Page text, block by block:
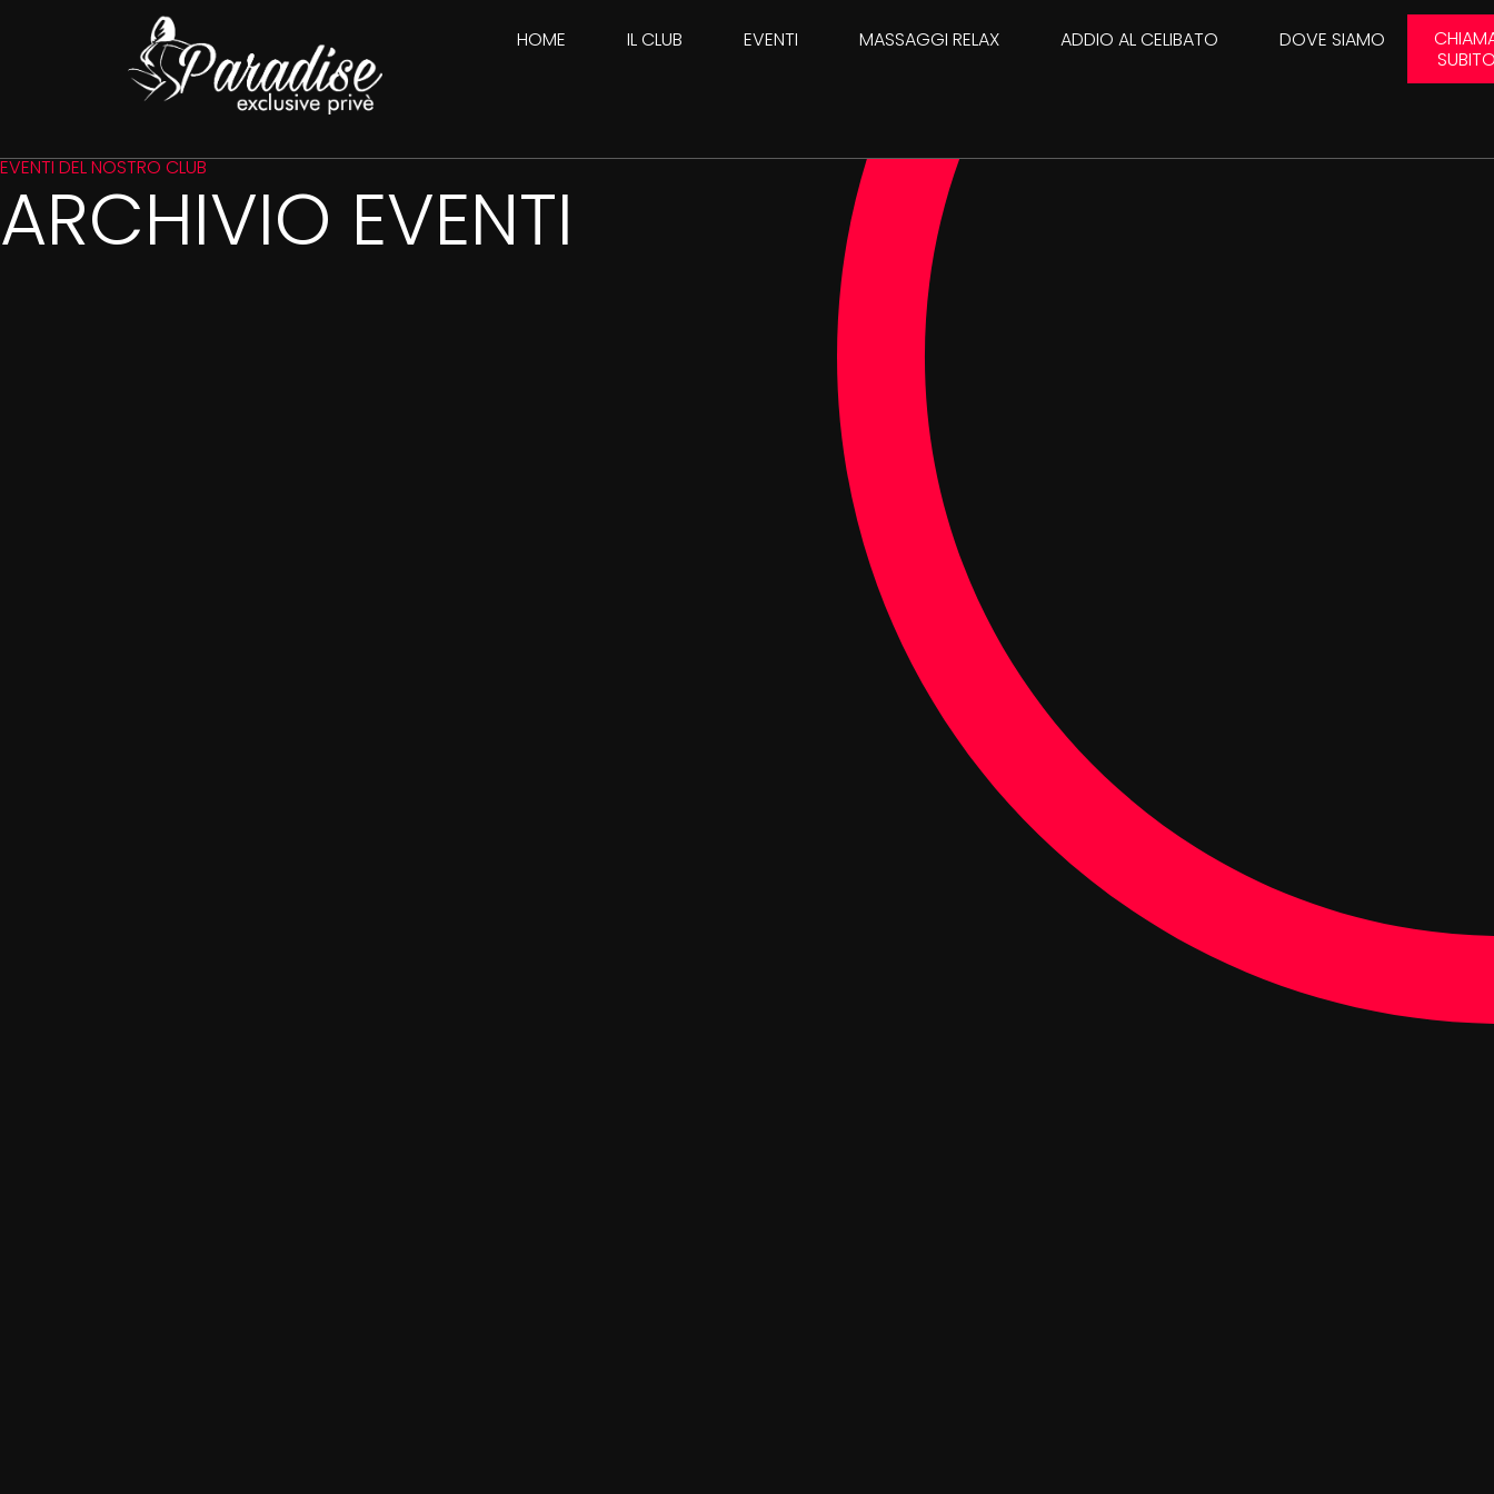
HOME IL CLUB EVENTI MASSAGGI RELAX ADDIO AL CELIBATO DOVE SIAMO
EVENTI DEL NOSTRO CLUB
ARCHIVIO EVENTI